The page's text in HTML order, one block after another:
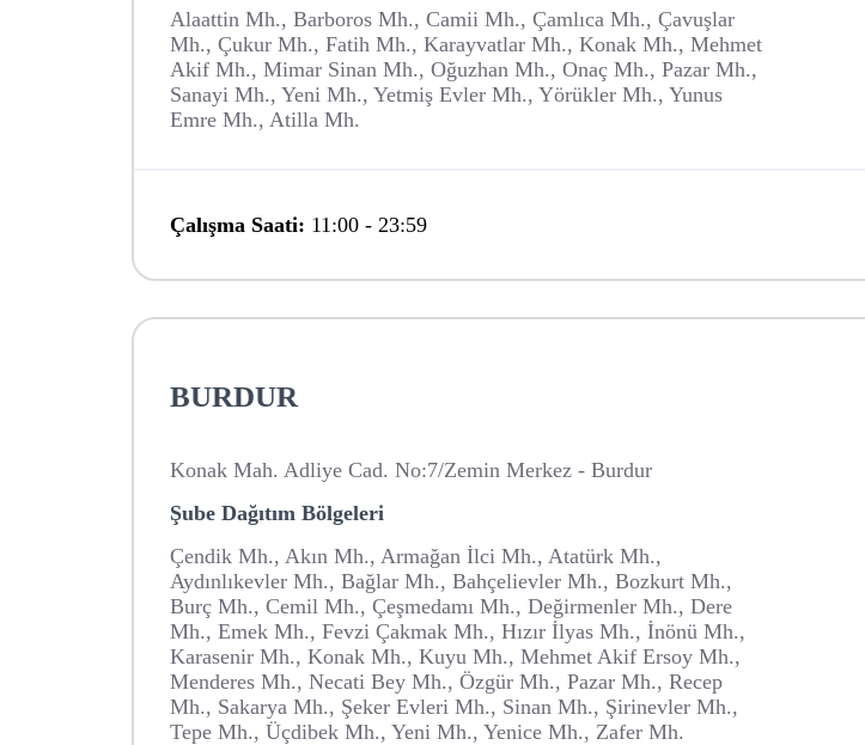
Alaattin Mh., Barboros Mh., Camii Mh., Çamlıca Mh., Çavuşlar
Mh., Çukur Mh., Fatih Mh., Karayvatlar Mh., Konak Mh., Mehmet
Akif Mh., Mimar Sinan Mh., Oğuzhan Mh., Onaç Mh., Pazar Mh.,
Sanayi Mh., Yeni Mh., Yetmiş Evler Mh., Yörükler Mh., Yunus
Emre Mh., Atilla Mh.
Çalışma Saati: 11:00- 23:59
BURDUR
Konak Mah. Adliye Cad. No:7/Zemin Merkez - Burdur
Şube Dağıtım Bölgeleri
Çendik Mh., Akın Mh., Armağan İlci Mh., Atatürk Mh.,
Aydınlıkevler Mh., Bağlar Mh., Bahçelievler Mh., Bozkurt Mh.,
Burç Mh., Cemil Mh., Çeşmedamı Mh., Değirmenler Mh., Dere
Mh., Emek Mh., Fevzi Çakmak Mh., Hızır İlyas Mh., İnönü Mh.,
Karasenir Mh., Konak Mh., Kuyu Mh., Mehmet Akif Ersoy Mh.,
Menderes Mh., Necati Bey Mh., Özgür Mh., Pazar Mh., Recep
Mh., Sakarya Mh., Şeker Evleri Mh., Sinan Mh., Şirinevler Mh.,
Tepe Mh., Üçdibek Mh., Yeni Mh., Yenice Mh., Zafer Mh.